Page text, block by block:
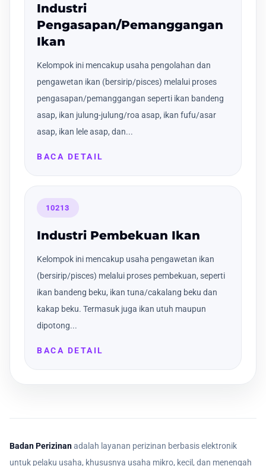
Industri
Pengasapan/Pemanggangan
Ikan
Kelompok ini mencakup usaha pengolahan dan
pengawetan ikan (bersirip/pisces) melalui proses
pengasapan/pemanggangan seperti ikan bandeng
asap, ikan julung-julung/roa asap, ikan fufu/asar
asap, ikan lele asap, dan...
BACA DETAIL
10213
Industri Pembekuan Ikan
Kelompok ini mencakup usaha pengawetan ikan
(bersirip/pisces) melalui proses pembekuan, seperti
ikan bandeng beku, ikan tuna/cakalang beku dan
kakap beku. Termasuk juga ikan utuh maupun
dipotong...
BACA DETAIL
Badan Perizinanadalah layanan perizinan berbasis elektronik
untuk pelaku usaha, khususnya usaha mikro, kecil, dan menengah